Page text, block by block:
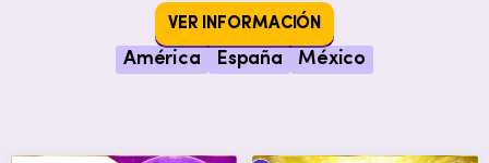
VER INFORMACIÓN
América España México